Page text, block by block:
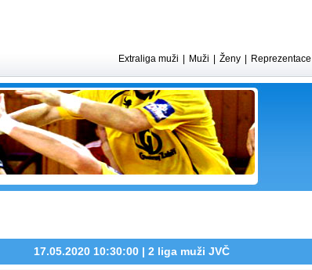
Extraliga muži Muži Ženy Reprezentace
17.05.2020 10:30:00 | 2 liga muži JVČ